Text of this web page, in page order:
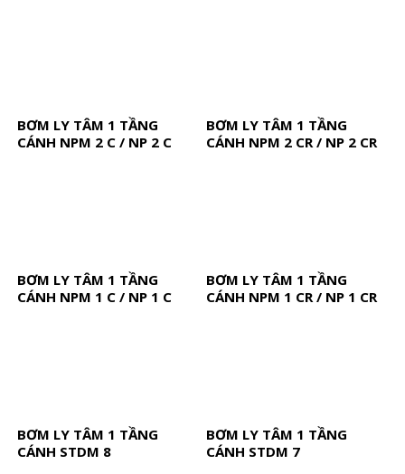
BƠM LY TÂM 1 TẦNG
CÁNH NPM 2 C / NP 2 C
BƠM LY TÂM 1 TẦNG
CÁNH NPM 2 CR / NP 2 CR
BƠM LY TÂM 1 TẦNG
CÁNH NPM 1 C / NP 1 C
BƠM LY TÂM 1 TẦNG
CÁNH NPM 1 CR / NP 1 CR
BƠM LY TÂM 1 TẦNG
CÁNH STDM 8
BƠM LY TÂM 1 TẦNG
CÁNH STDM 7